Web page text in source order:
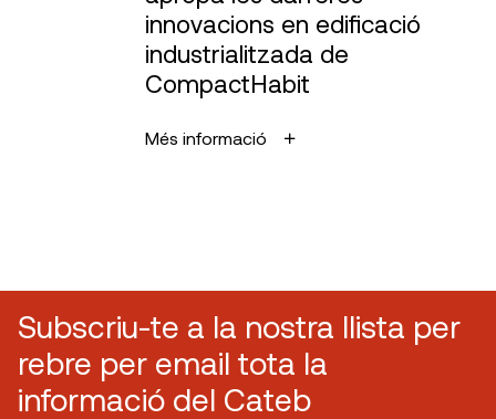
innovacions en edificació
industrialitzada de
CompactHabit
Més informació
Subscriu-te a la nostra llista per
rebre per email tota la
informació del Cateb